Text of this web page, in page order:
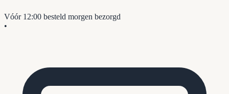
Vóór 12:00 besteld morgen bezorgd
•